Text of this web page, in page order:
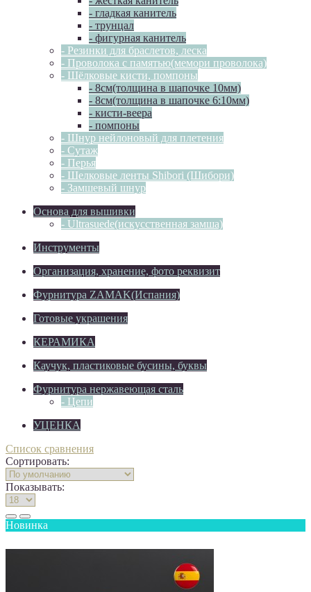
- гладкая канитель
- трунцал
- фигурная канитель
- Резинки для браслетов, леска
- Проволока с памятью(мемори проволока)
- Шёлковые кисти, помпоны
- 8см(толщина в шапочке 10мм)
- 8см(толщина в шапочке 6:10мм)
- кисти-веера
- помпоны
- Шнур нейлоновый для плетения
- Сутаж
- Перья
- Шелковые ленты Shibori (Шибори)
- Замшевый шнур
Основа для вышивки
- Ultrasuede(искусственная замша)
Инструменты
Организация, хранение, фото реквизит
Фурнитура ZAMAK(Испания)
Готовые украшения
КЕРАМИКА
Каучук, пластиковые бусины, буквы
Фурнитура нержавеющая сталь
- Цепи
УЦЕНКА
Список сравнения
Сортировать:
Показывать:
Новинка